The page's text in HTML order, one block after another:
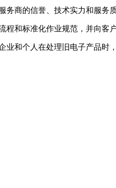
商的信誉、技术实力和服务
和标准化作业规范，并向客
和个人在处理旧电子产品时